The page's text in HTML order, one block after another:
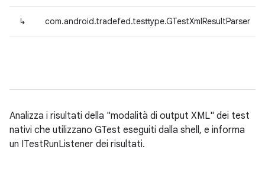
↳ com.android.tradefed.testtype.GTestXmlResultParser
Analizza i risultati della "modalità di output XML" dei test
nativi che utilizzano GTest eseguiti dalla shell, e informa
un ITestRunListener dei risultati.